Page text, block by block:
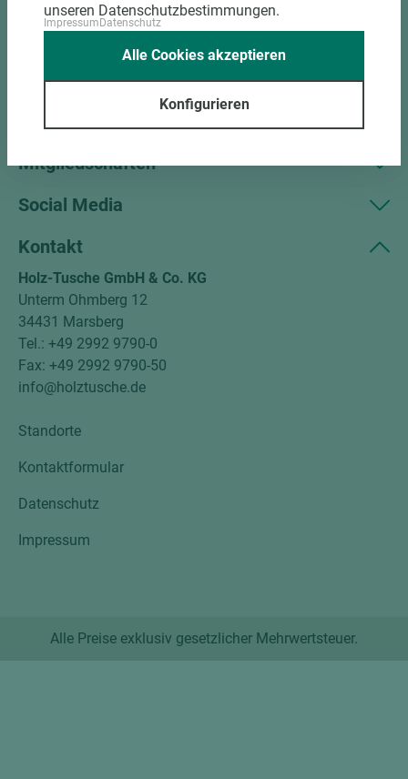
Sortiment
Kundenservice
Mitgliedschaften
Social Media
Kontakt
Holz-Tusche GmbH & Co. KG
Unterm Ohmberg 12
34431 Marsberg
Tel.: +49 2992 9790-0
Fax: +49 2992 9790-50
info@holztusche.de
Standorte
Kontaktformular
Datenschutz
Impressum
Alle Preise exklusiv gesetzlicher Mehrwertsteuer.
unseren Datenschutzbestimmungen.
ImpressumDatenschutz
Konfigurieren
Alle Cookies akzeptieren